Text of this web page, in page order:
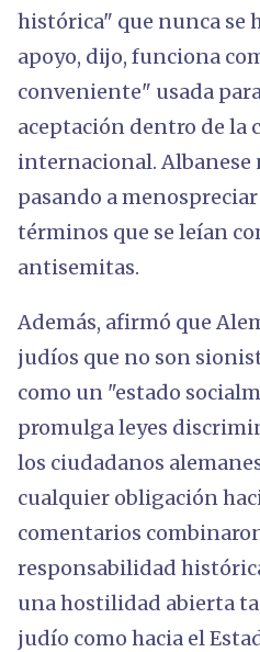
histórica" que nunca se
apoyo, dijo, funciona
conveniente" usada
aceptación dentro de la
internacional. Albanese
pasando a
términos que se leían
antisemitas.
Además, afirmó que
judíos que no son
como un "estado
promulga leyes
los ciudadanos
cualquier obligación
comentarios
responsabilidad
una hostilidad abierta
judío como hacia el